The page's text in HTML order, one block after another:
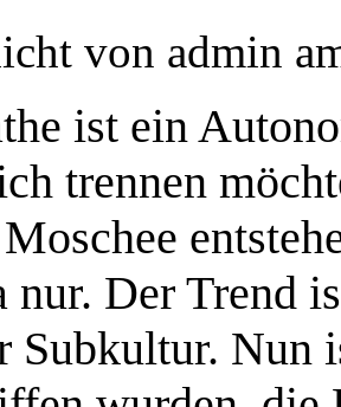
von admin
ist ein
trennen
nur. Der Trend
Subkultur. Nun